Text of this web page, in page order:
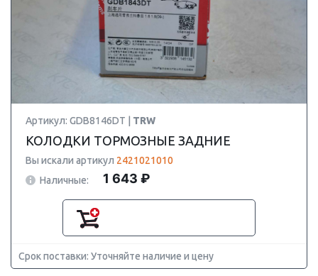
Артикул: GDB8146DT | TRW
КОЛОДКИ ТОРМОЗНЫЕ ЗАДНИЕ
Вы искали артикул 2421021010
Наличные:
1 643 ₽
Срок поставки: Уточняйте наличие и цену